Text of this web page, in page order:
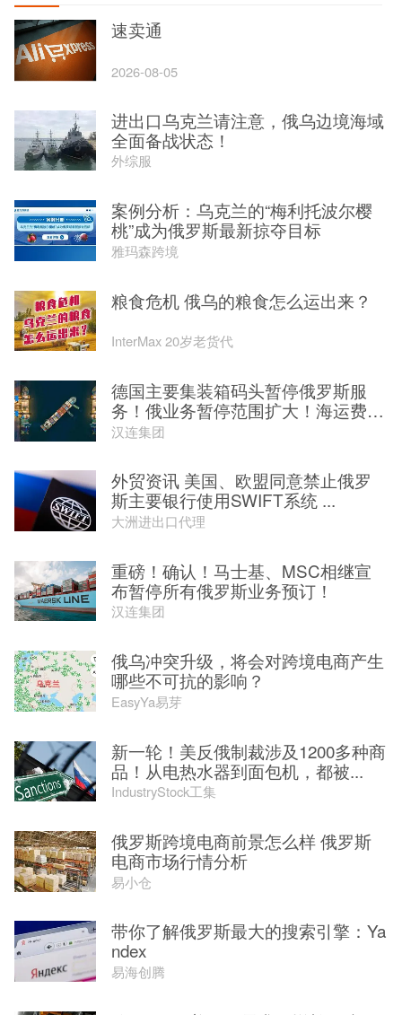
速卖通
2026-08-05
进出口乌克兰请注意，俄乌边境海域
全面备战状态！
外综服
案例分析：乌克兰的“梅利托波尔樱
桃”成为俄罗斯最新掠夺目标
雅玛森跨境
粮食危机 俄乌的粮食怎么运出来？
InterMax 20岁老货代
德国主要集装箱码头暂停俄罗斯服
务！俄业务暂停范围扩大！海运费大
幅...
汉连集团
外贸资讯 美国、欧盟同意禁止俄罗
斯主要银行使用SWIFT系统 ...
大洲进出口代理
重磅！确认！马士基、MSC相继宣
布暂停所有俄罗斯业务预订！
汉连集团
俄乌冲突升级，将会对跨境电商产生
哪些不可抗的影响？
EasyYa易芽
新一轮！美反俄制裁涉及1200多种商
品！从电热水器到面包机，都被...
IndustryStock工集
俄罗斯跨境电商前景怎么样 俄罗斯
电商市场行情分析
易小仓
带你了解俄罗斯最大的搜索引擎：Ya
ndex
易海创腾